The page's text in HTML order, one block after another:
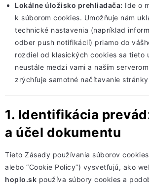
Lokálne úložisko prehliadača: Ide o
k súborom cookies. Umožňuje nám
technické nastavenia (napríklad
odber push notifikácií) priamo do
rozdiel od klasických cookies sa tieto
neustále medzi vami a naším
zrýchľuje samotné načítavanie
1. Identifikácia
a účel dokumentu
Tieto Zásady používania súborov
alebo “Cookie Policy”) vysvetľujú, ako
hoplo.sk používa súbory cookies a